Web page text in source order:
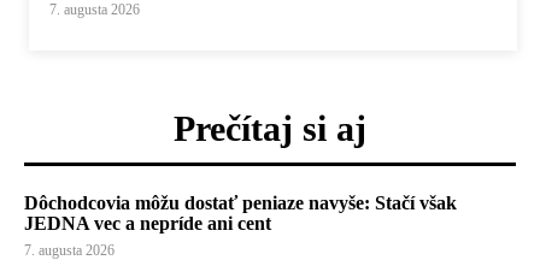
7. augusta 2026
Prečítaj si aj
Dôchodcovia môžu dostať peniaze navyše: Stačí však
JEDNA vec a nepríde ani cent
7. augusta 2026